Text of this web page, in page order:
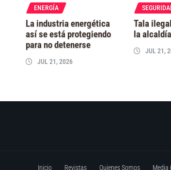
ENERGÍA
La industria energética
así se está protegiendo
para no detenerse
JUL 21, 2026
Tala
la
JUL 21,
Inicio Revistas Quienes Somos Media